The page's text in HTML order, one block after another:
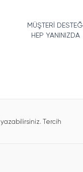
MÜŞTERİ DESTEĞİ
HEP YANINIZDA
yazabilirsiniz. Tercih